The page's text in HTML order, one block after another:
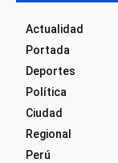
Actualidad
Portada
Deportes
Política
Ciudad
Regional
Perú